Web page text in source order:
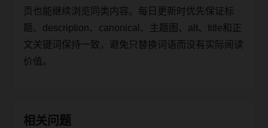
页也能继续浏览同类内容。每日更新时优先保证标
题、description、canonical、主题图、alt、title和正
文关键词保持一致，避免只替换词语而没有实际阅读
价值。
相关问题